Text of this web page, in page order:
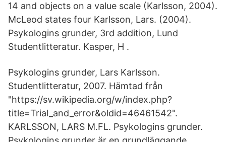
14 and objects on a value scale (Karlsson, 2004).
McLeod states four Karlsson, Lars. (2004).
Psykologins grunder, 3rd addition, Lund
Studentlitteratur. Kasper, H .
Psykologins grunder, Lars Karlsson.
Studentlitteratur, 2007. Hämtad från
"https://sv.wikipedia.org/w/index.php?
title=Trial_and_error&oldid=46461542".
KARLSSON, LARS M.FL. Psykologins grunder.